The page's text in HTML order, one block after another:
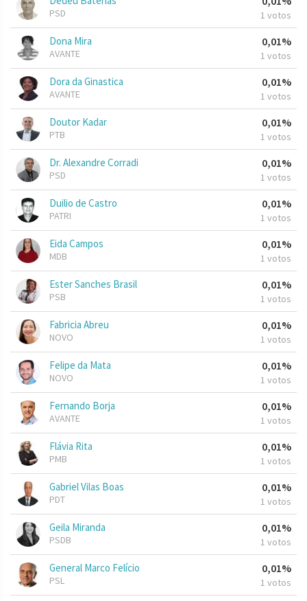
PSD 1 votos
Dona Mira
AVANTE
0,01%
1 votos
Dora da Ginastica
AVANTE
0,01%
1 votos
Doutor Kadar
PTB
0,01%
1 votos
Dr. Alexandre Corradi
PSD
0,01%
1 votos
Duilio de Castro
PATRI
0,01%
1 votos
Eida Campos
MDB
0,01%
1 votos
Ester Sanches Brasil
PSB
0,01%
1 votos
Fabricia Abreu
NOVO
0,01%
1 votos
Felipe da Mata
NOVO
0,01%
1 votos
Fernando Borja
AVANTE
0,01%
1 votos
Flávia Rita
PMB
0,01%
1 votos
Gabriel Vilas Boas
PDT
0,01%
1 votos
Geila Miranda
PSDB
0,01%
1 votos
General Marco Felício
PSL
0,01%
1 votos